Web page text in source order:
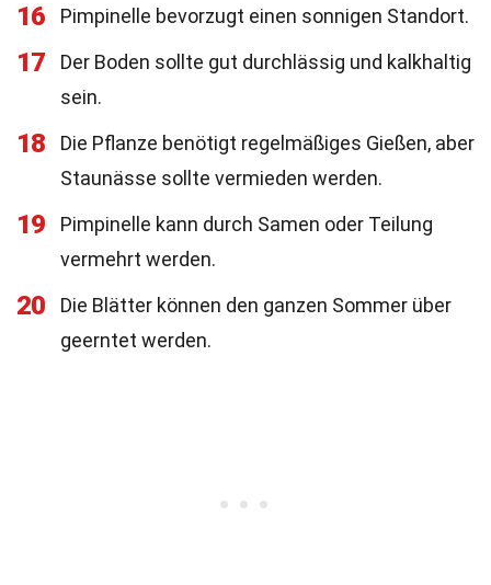
16 Pimpinelle bevorzugt einen sonnigen Standort.
17
Der Boden sollte gut durchlässig und kalkhaltig
sein.
18
Die Pflanze benötigt regelmäßiges Gießen, aber
Staunässe sollte vermieden werden.
19
Pimpinelle kann durch Samen oder Teilung
vermehrt werden.
20
Die Blätter können den ganzen Sommer über
geerntet werden.